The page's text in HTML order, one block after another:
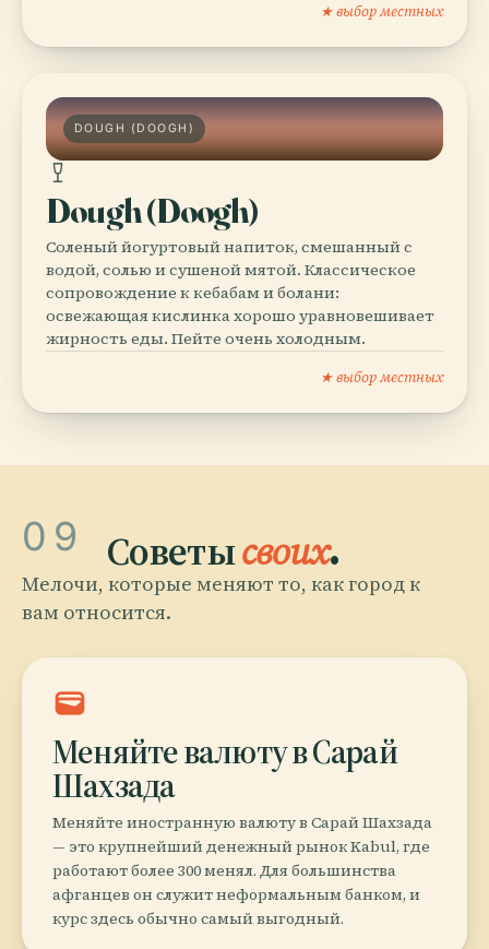
★ выбор местных
DOUGH (DOOGH)
Dough (Doogh)
Соленый йогуртовый напиток, смешанный с
водой, солью и сушеной мятой. Классическое
сопровождение к кебабам и болани:
освежающая кислинка хорошо уравновешивает
жирность еды. Пейте очень холодным.
★ выбор местных
09 Советысвоих.
Мелочи, которые меняют то, как город к
вам относится.
wallet
Меняйте валюту в Сарай
Шахзада
Меняйте иностранную валюту в Сарай Шахзада
— это крупнейший денежный рынок Kabul, где
работают более 300 менял. Для большинства
афганцев он служит неформальным банком, и
курс здесь обычно самый выгодный.